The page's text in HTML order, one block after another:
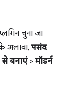
चुना जा
अलावा,पसंद
बनाएं>मॉडर्न